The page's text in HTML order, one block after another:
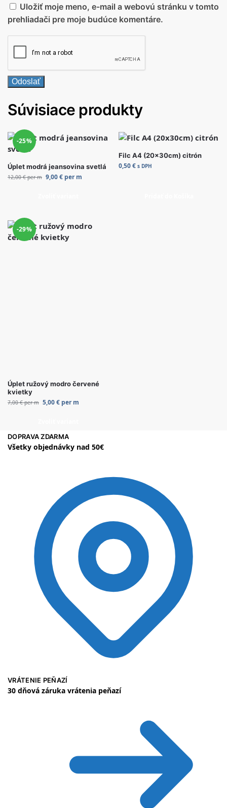
Uložiť moje meno, e-mail a webovú stránku v tomto
prehliadači pre moje budúce komentáre.
Súvisiace produkty
-25%
Úplet modrá jeansovina svetlá
12,00€per m 9,00€ per m
Filc A4 (20x30cm) citrón
0,50€ s DPH
-29%
Úplet ružový modro červené
kvietky
7,00€per m 5,00€ per m
DOPRAVA ZDARMA
Všetky objednávky nad 50€
VRÁTENIE PEŇAZÍ
30 dňová záruka vrátenia peňazí